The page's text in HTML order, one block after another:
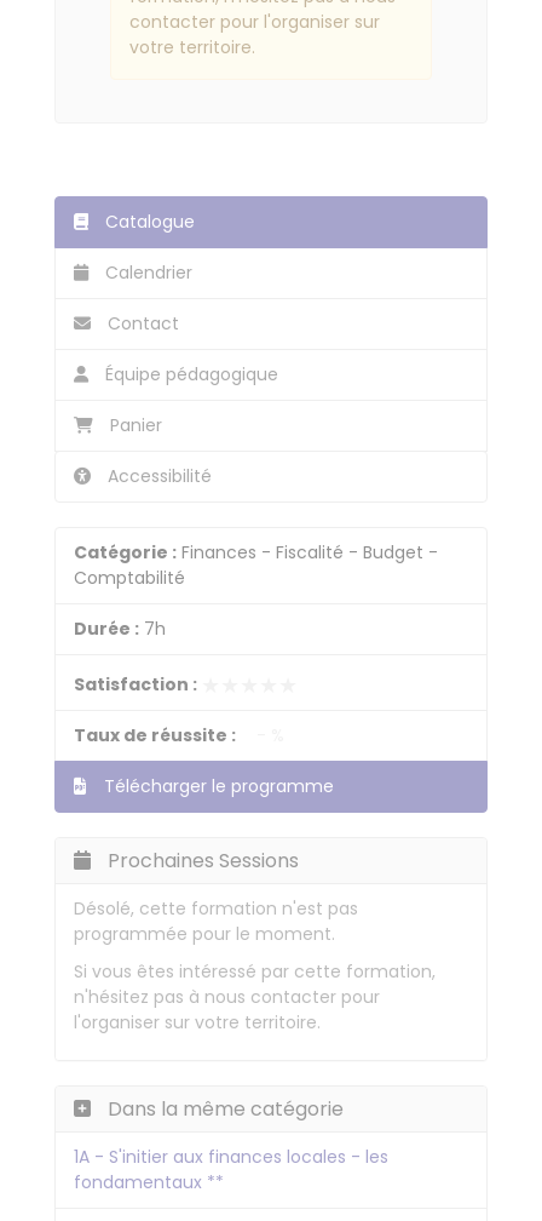
contacter pour l'organiser sur
votre territoire.
Catalogue
Calendrier
Contact
Équipe pédagogique
Panier
Accessibilité
Catégorie : Finances - Fiscalité - Budget -
Comptabilité
Durée : 7h
Satisfaction :
Taux de réussite :
Télécharger le programme
Prochaines Sessions
Désolé, cette formation n'est pas
programmée pour le moment.
Si vous êtes intéressé par cette formation,
n'hésitez pas à nous contacter pour
l'organiser sur votre territoire.
Dans la même catégorie
1A - S'initier aux finances locales - les
fondamentaux **